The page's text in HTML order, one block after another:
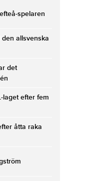
spelaren
allsvenska
det
laget efter fem
åtta raka